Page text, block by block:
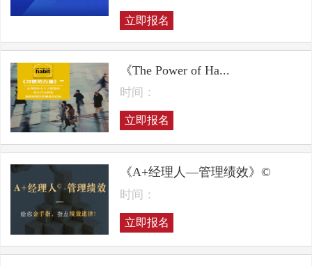
立即报名
《The Power of Ha...
时间：
立即报名
《A+经理人—管理绩效》©
时间：
立即报名